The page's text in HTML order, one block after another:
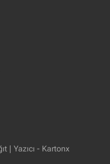
| Yazıcı - Kartonx